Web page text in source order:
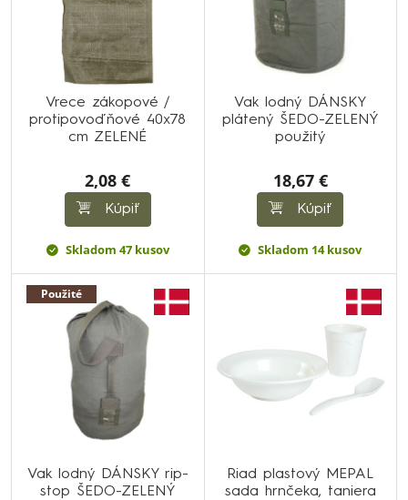
Vrece zákopové /
protipovoďňové 40x78
cm ZELENÉ
2,08 €
Kúpiť
Skladom 47 kusov
Vak lodný DÁNSKY
plátený ŠEDO-ZELENÝ
použitý
18,67 €
Kúpiť
Skladom 14 kusov
Použité
Vak lodný DÁNSKY rip-
stop ŠEDO-ZELENÝ
Riad plastový MEPAL
sada hrnčeka, taniera